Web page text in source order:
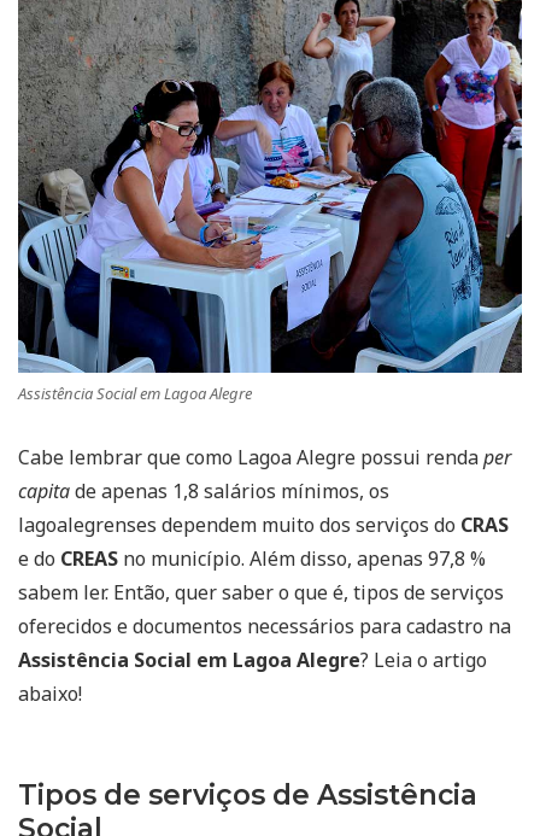
Assistência Social em Lagoa Alegre
Cabe lembrar que como Lagoa Alegre possui rendaper
capitade apenas 1,8 salários mínimos, os
lagoalegrenses dependem muito dos serviços do CRAS
e do CREAS no município. Além disso, apenas 97,8 %
sabem ler. Então, quer saber o que é, tipos de serviços
oferecidos e documentos necessários para cadastro na
Assistência Social em Lagoa Alegre? Leia o artigo
abaixo!
Tipos de serviços de Assistência
Social